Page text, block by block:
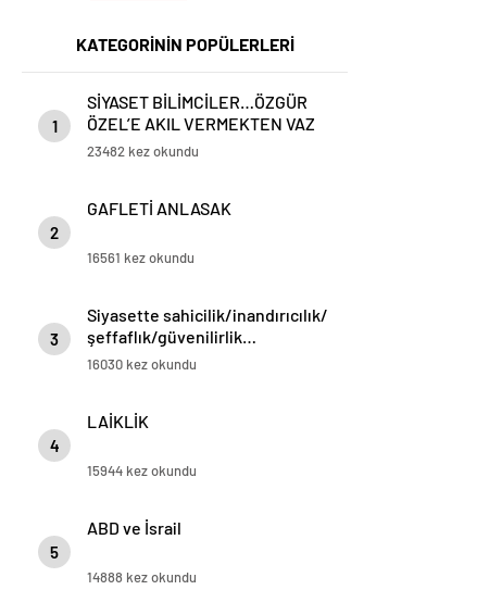
KATEGORİNİN POPÜLERLERİ
1
SİYASET BİLİMCİLER…ÖZGÜR
ÖZEL’E AKIL VERMEKTEN VAZ
GEÇİN..
23482 kez okundu
2
GAFLETİ ANLASAK
16561 kez okundu
3
Siyasette sahicilik/inandırıcılık/
şeffaflık/güvenilirlik…
16030 kez okundu
4
LAİKLİK
15944 kez okundu
5
ABD ve İsrail
14888 kez okundu